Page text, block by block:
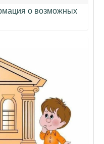
о возможных